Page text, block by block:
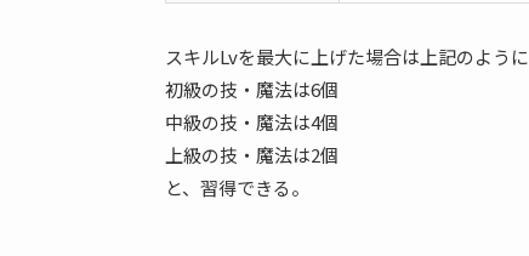
スキルLvを最大に上げた場合は上記のように
初級の技・魔法は6個
中級の技・魔法は4個
上級の技・魔法は2個
と、習得できる。